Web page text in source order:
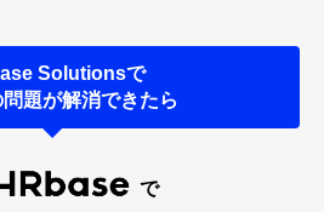
Solutionsで
題が解消できたら
で